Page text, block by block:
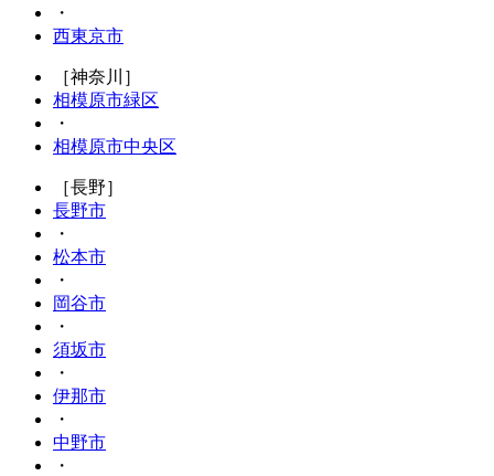
・
西東京市
［神奈川］
相模原市緑区
・
相模原市中央区
［長野］
長野市
・
松本市
・
岡谷市
・
須坂市
・
伊那市
・
中野市
・